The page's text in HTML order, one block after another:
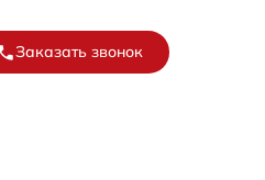
Заказать звонок